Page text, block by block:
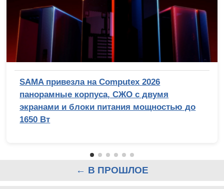
SAMA привезла на Computex 2026
панорамные корпуса, СЖО с двумя
экранами и блоки питания мощностью до
1650 Вт
← В ПРОШЛОЕ